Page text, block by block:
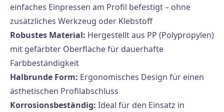
einfaches Einpressen am Profil befestigt – ohne
zusätzliches Werkzeug oder Klebstoff
Robustes Material: Hergestellt aus PP (Polypropylen)
mit gefärbter Oberfläche für dauerhafte
Farbbeständigkeit
Halbrunde Form: Ergonomisches Design für einen
ästhetischen Profilabschluss
Korrosionsbeständig: Ideal für den Einsatz in